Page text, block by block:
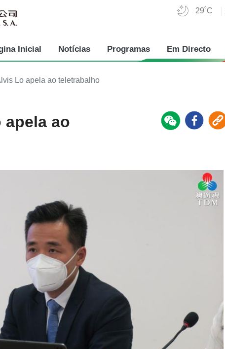
29˚C
Inicial Notícias Programas Em Directo
Lo apela ao teletrabalho
ao